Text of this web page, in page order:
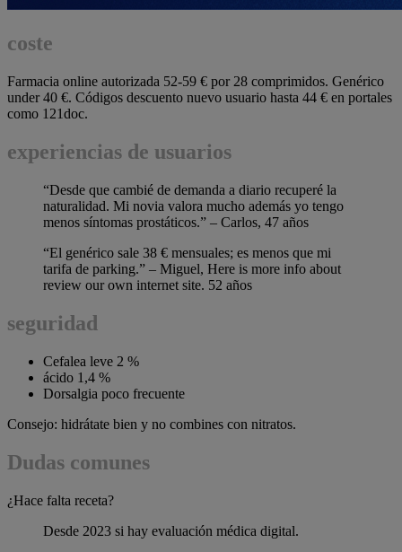
coste
Farmacia online autorizada 52-59 € por 28 comprimidos. Genérico
under 40 €. Códigos descuento nuevo usuario hasta 44 € en portales
como 121doc.
experiencias de usuarios
“Desde que cambié de demanda a diario recuperé la
naturalidad. Mi novia valora mucho además yo tengo
menos síntomas prostáticos.” – Carlos, 47 años
“El genérico sale 38 € mensuales; es menos que mi
tarifa de parking.” – Miguel, Here is more info about
review our own internet site. 52 años
seguridad
Cefalea leve 2 %
ácido 1,4 %
Dorsalgia poco frecuente
Consejo: hidrátate bien y no combines con nitratos.
Dudas comunes
¿Hace falta receta?
Desde 2023 si hay evaluación médica digital.